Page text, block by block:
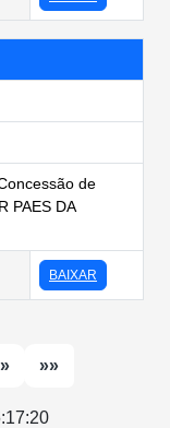
de
PAES DA
BAIXAR
» »»